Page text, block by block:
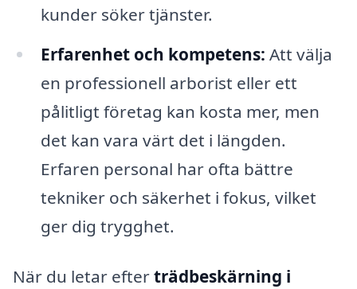
kunder söker tjänster.
Erfarenhet och kompetens: Att välja
en professionell arborist eller ett
pålitligt företag kan kosta mer, men
det kan vara värt det i längden.
Erfaren personal har ofta bättre
tekniker och säkerhet i fokus, vilket
ger dig trygghet.
När du letar efterträdbeskärning i